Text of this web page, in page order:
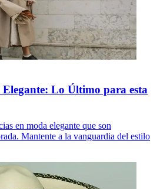
Elegante: Lo Último para esta
en moda elegante que son
Mantente a la vanguardia del estilo